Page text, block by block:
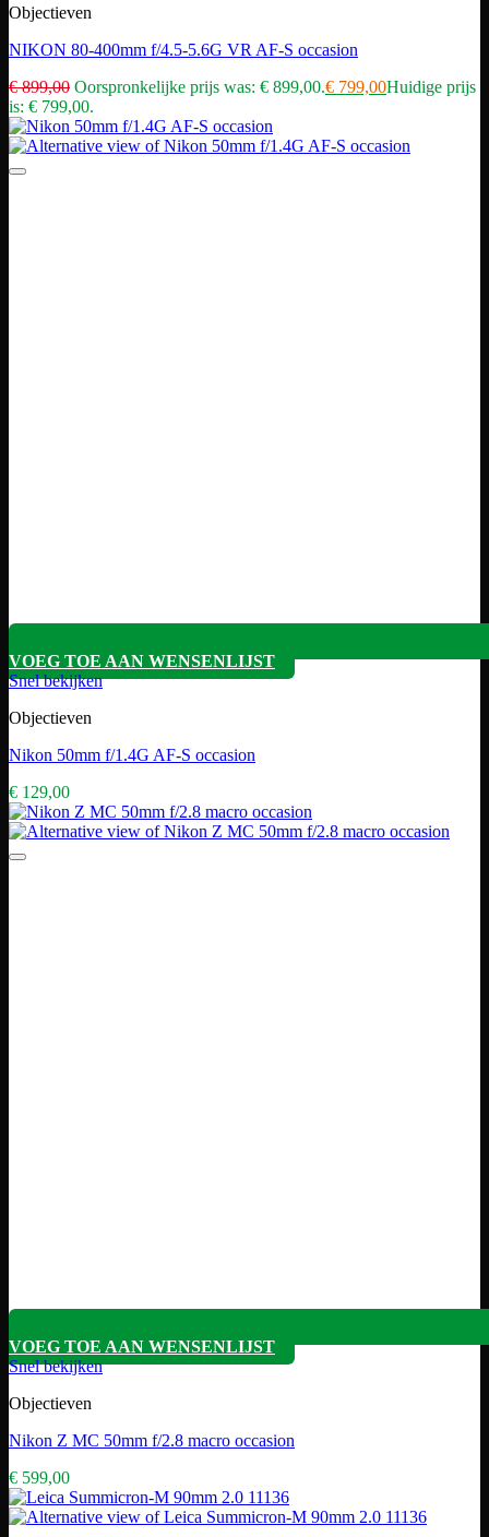
Objectieven
NIKON 80-400mm f/4.5-5.6G VR AF-S occasion
€899,00 Oorspronkelijke prijs was: € 899,00.€ 799,00Huidige prijs
is: € 799,00.
VOEG TOE AAN WENSENLIJST
Snel bekijken
Objectieven
Nikon 50mm f/1.4G AF-S occasion
€ 129,00
VOEG TOE AAN WENSENLIJST
Snel bekijken
Objectieven
Nikon Z MC 50mm f/2.8 macro occasion
€ 599,00